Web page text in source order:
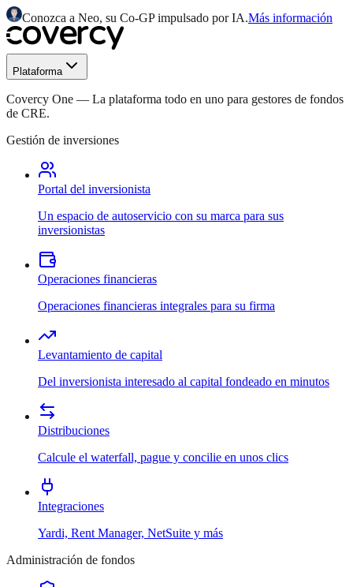
Conozca a Neo, su Co-GP impulsado por IA.Más información
Plataforma
Covercy One — La plataforma todo en uno para gestores de fondos
de CRE.
Gestión de inversiones
Portal del inversionista
Un espacio de autoservicio con su marca para sus
inversionistas
Operaciones financieras
Operaciones financieras integrales para su firma
Levantamiento de capital
Del inversionista interesado al capital fondeado en minutos
Distribuciones
Calcule el waterfall, pague y concilie en unos clics
Integraciones
Yardi, Rent Manager, NetSuite y más
Administración de fondos